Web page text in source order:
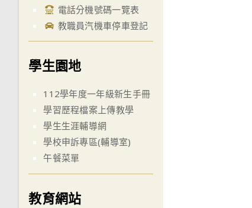
電話分機號碼一覽表
教職員汽機車停車登記
學生園地
112學年度一年級新生手冊
學習歷程檔案上傳教學
學生生涯輔導網
學校申訴專區(輔導室)
午餐菜單
教育網站